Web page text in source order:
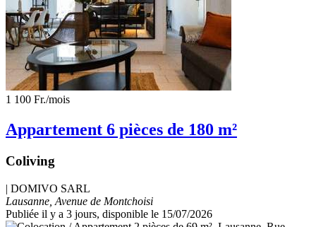
1 100 Fr./mois
Appartement 6 pièces de 180 m²
Coliving
| DOMIVO SARL
Lausanne, Avenue de Montchoisi
Publiée il y a 3 jours, disponible le 15/07/2026